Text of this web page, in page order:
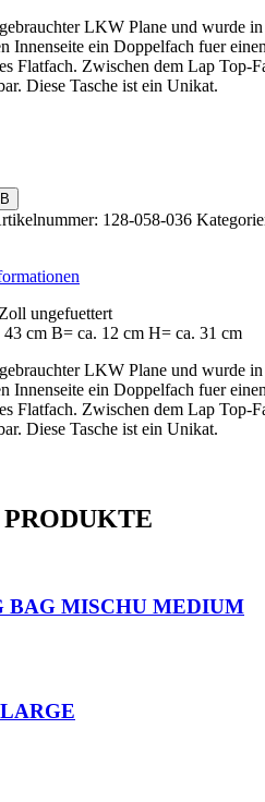
LKW Plane und wurde
Innenseite ein Doppelfach fuer
Flatfach. Zwischen dem Lap
Diese Tasche ist ein Unikat.
128-058-036
ungefuettert
cm B= ca. 12 cm H= ca. 31 cm
LKW Plane und wurde
Innenseite ein Doppelfach fuer
Flatfach. Zwischen dem Lap
Diese Tasche ist ein Unikat.
BAG MISCHU MEDIUM